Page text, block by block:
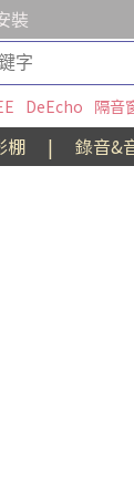
裝
DeEcho 隔音
棚 | 錄音&